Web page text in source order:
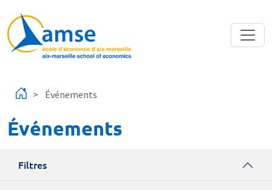
Événements
Événements
Filtres